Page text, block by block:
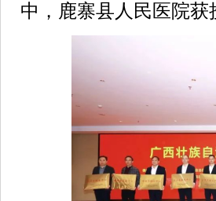
中，鹿寨县人民医院获